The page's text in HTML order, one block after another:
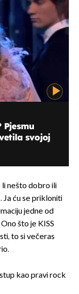
svojoj
li nešto dobro ili
Ja ću se prikloniti
jedne od
što je KISS
to si večeras
kao pravi rock